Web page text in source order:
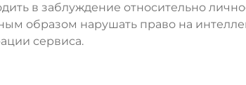
в заблуждение относительно
образом нарушать право на
сервиса.